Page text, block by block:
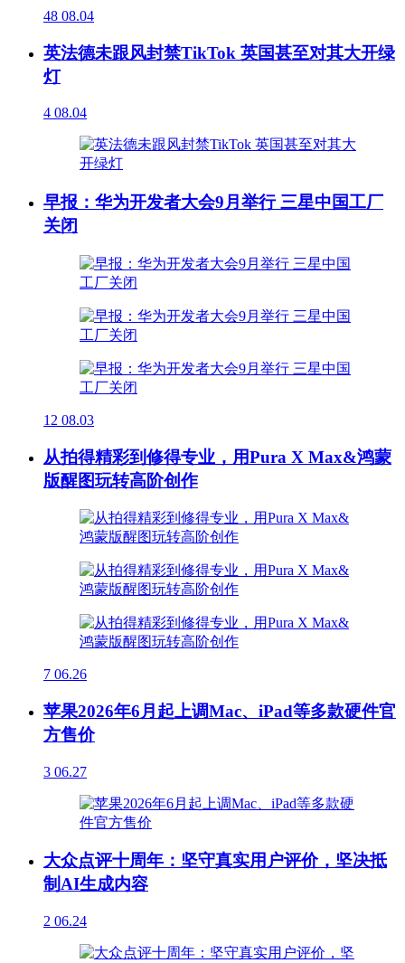
48 08.04
英法德未跟风封禁TikTok 英国甚至对其大开绿
灯
4 08.04
早报：华为开发者大会9月举行 三星中国工厂
关闭
12 08.03
从拍得精彩到修得专业，用Pura X Max&鸿蒙
版醒图玩转高阶创作
7 06.26
苹果2026年6月起上调Mac、iPad等多款硬件官
方售价
3 06.27
大众点评十周年：坚守真实用户评价，坚决抵
制AI生成内容
2 06.24